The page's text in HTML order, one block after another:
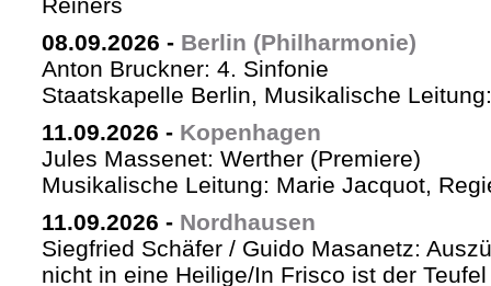
08.09.2026 - Berlin (Philharmonie)
Anton Bruckner: 4. Sinfonie
Staatskapelle Berlin, Musikalische
11.09.2026 - Kopenhagen
Jules Massenet: Werther (Premiere)
Musikalische Leitung: Marie Jacquot,
11.09.2026 - Nordhausen
Siegfried Schäfer / Guido Masanetz:
nicht in eine Heilige/In Frisco ist der